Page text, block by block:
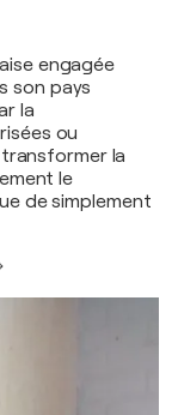
engagée
son pays
la
ou
la
le
de simplement